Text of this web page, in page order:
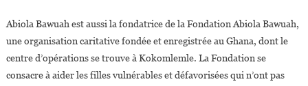
Abiola Bawuah est aussi la fondatrice de la Fondation Abiola Bawuah,
une organisation caritative fondée et enregistrée au Ghana, dont le
centre d’opérations se trouve à Kokomlemle. La Fondation se
consacre à aider les filles vulnérables et défavorisées qui n’ont pas